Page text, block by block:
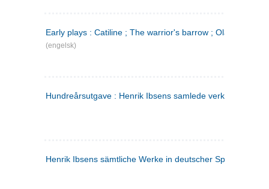
Early plays : Catiline ; The warrior's barrow ; Olaf Liljekrans
(engelsk)
Hundreårsutgave : Henrik Ibsens samlede verker. 3
Henrik Ibsens sämtliche Werke in deutscher Sprache. 2